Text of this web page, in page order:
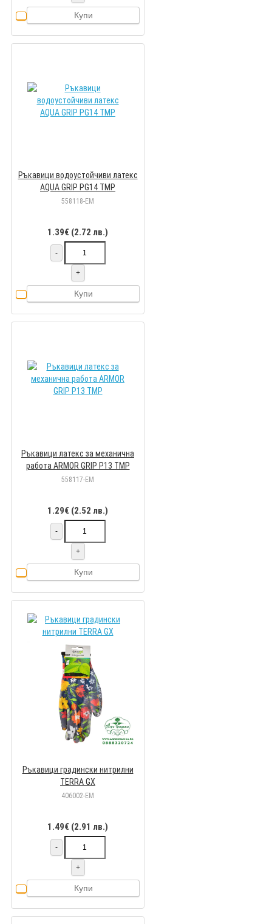
Купи
Ръкавици водоустойчиви латекс
AQUA GRIP PG14 TMP
558118-EM
1.39€ (2.72 лв.)
-
+
Купи
Ръкавици латекс за механична
работа ARMOR GRIP P13 TMP
558117-EM
1.29€ (2.52 лв.)
-
+
Купи
Ръкавици градински нитрилни
TERRA GX
406002-EM
1.49€ (2.91 лв.)
-
+
Купи